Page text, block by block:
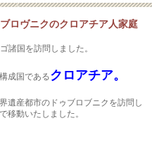
ロヴニクのクロアチア人家庭
諸国を訪問しました。
成国であるクロアチア。
遺産都市のドゥブロブニクを訪問し
移動いたしました。